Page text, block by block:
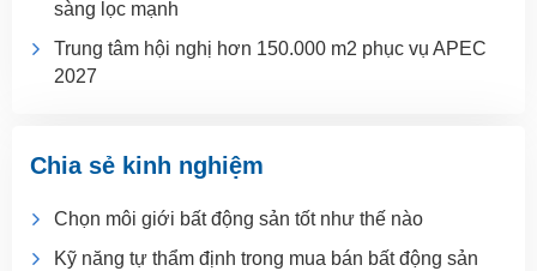
sàng lọc mạnh
Trung tâm hội nghị hơn 150.000 m2 phục vụ APEC
2027
Chia sẻ kinh nghiệm
Chọn môi giới bất động sản tốt như thế nào
Kỹ năng tự thẩm định trong mua bán bất động sản